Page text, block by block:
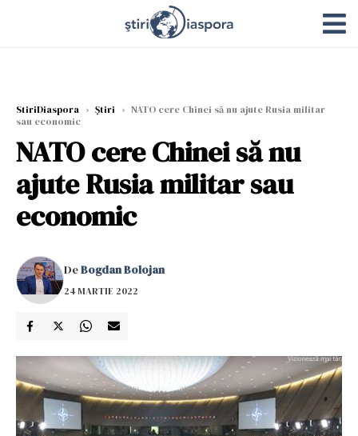
StiriDiaspora › Știri › NATO cere Chinei să nu ajute Rusia militar
sau economic
NATO cere Chinei să nu
ajute Rusia militar sau
economic
DeBogdan Bolojan
24 MARTIE 2022